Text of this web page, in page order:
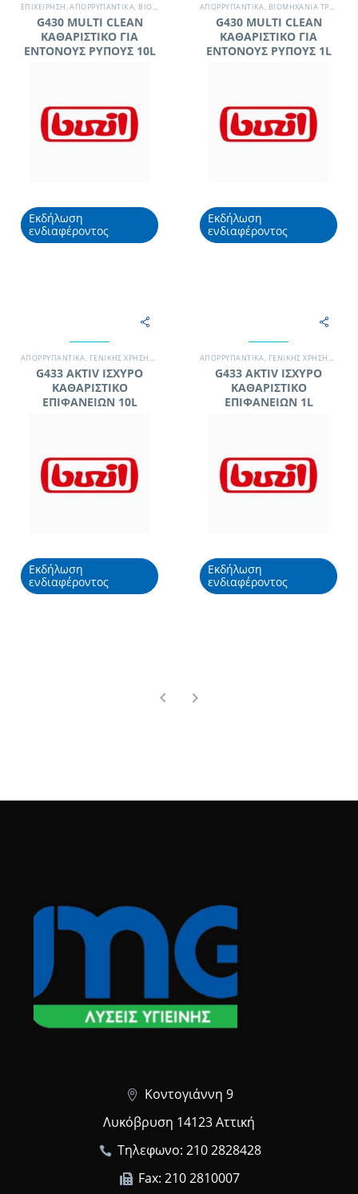
EΠΙΧΕΊΡΗΣΗ,ΑΠΟΡΡΥΠΑΝΤΙΚΆ, ΒΙΟΜΗΧΑΝΊΑ ΤΡΟΦΊΜΩΝ ,ΓΕΝΙΚΉΣ ΧΡΉΣΗΣ / ΔΆΠΕΔΑ
G430 MULTI CLEAN
ΚΑΘΑΡΙΣΤΙΚΟ ΓΙΑ
ΕΝΤΟΝΟΥΣ ΡΥΠΟΥΣ 10L
Εκδήλωση
ενδιαφέροντος
ΑΠΟΡΡΥΠΑΝΤΙΚΆ, ΒΙΟΜΗΧΑΝΊΑ ΤΡΟΦΊΜΩΝ
G430 MULTI CLEAN
ΚΑΘΑΡΙΣΤΙΚΟ ΓΙΑ
ΕΝΤΟΝΟΥΣ ΡΥΠΟΥΣ 1L
Εκδήλωση
ενδιαφέροντος
ΑΠΟΡΡΥΠΑΝΤΙΚΆ, ΓΕΝΙΚΉΣ ΧΡΉΣΗΣ / ΔΆΠΕΔΑ ΣΥΝΕΡΓΕΊΟ ΚΑΘΑΡΙΣΜΟΎ ,ΧΗΜΙΚΆ -
G433 AKTIV ΙΣΧΥΡΟ
ΚΑΘΑΡΙΣΤΙΚΟ
ΕΠΙΦΑΝΕΙΩΝ 10L
Εκδήλωση
ενδιαφέροντος
ΑΠΟΡΡΥΠΑΝΤΙΚΆ, ΓΕΝΙΚΉΣ ΧΡΉΣΗΣ / ΔΆΠΕΔΑ
G433 AKTIV ΙΣΧΥΡΟ
ΚΑΘΑΡΙΣΤΙΚΟ
ΕΠΙΦΑΝΕΙΩΝ 1L
Εκδήλωση
ενδιαφέροντος
Κοντογιάννη 9
Λυκόβρυση 14123 Αττική
Τηλεφωνο: 210 2828428
Fax: 210 2810007